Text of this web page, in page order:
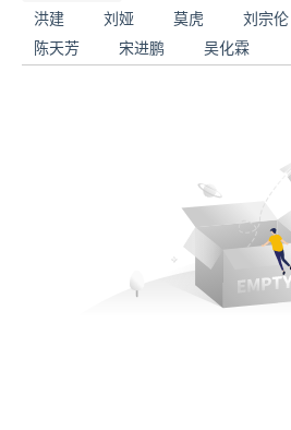
洪建
刘娅 莫虎 刘宗伦
陈天芳
宋进鹏 吴化霖